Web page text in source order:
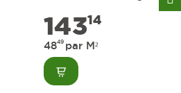
14314
4849 par M²
Consulter